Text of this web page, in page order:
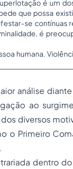
é um
que possa
se contínuas
é
humana.
análise
ao
diversos
o Primeiro
dentro